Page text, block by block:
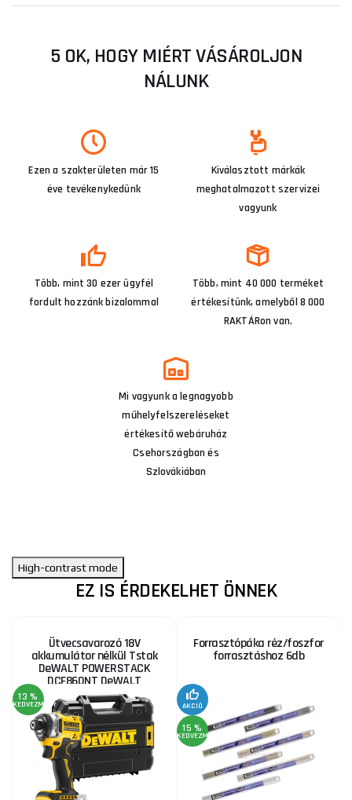
5 OK, HOGY MIÉRT VÁSÁROLJON
NÁLUNK
Ezen a szakterületen már 15
éve tevékenykedünk
Kiválasztott márkák
meghatalmazott szervizei
vagyunk
Több, mint 30 ezer ügyfél
fordult hozzánk bizalommal
Több, mint 40 000 terméket
értékesítünk, amelyből 8 000
RAKTÁRon van.
Mi vagyunk a legnagyobb
műhelyfelszereléseket
értékesítő webáruház
Csehországban és
Szlovákiában
High-contrast mode
EZ IS ÉRDEKELHET ÖNNEK
Ütvecsavarozó 18V
akkumulátor nélkül Tstak
DeWALT POWERSTACK
DCF860NT DeWALT
POWERSTACK DCF860NT
13 %
KEDVEZMÉNY
Forrasztópáka réz/foszfor
forrasztáshoz 6db
AKCIÓ
15 %
KEDVEZMÉNY